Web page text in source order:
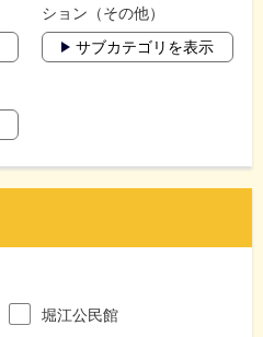
ション（その他）
サブカテゴリを表示
堀江公民館